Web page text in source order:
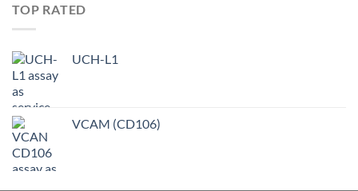
TOP RATED
UCH-L1
VCAM (CD106)